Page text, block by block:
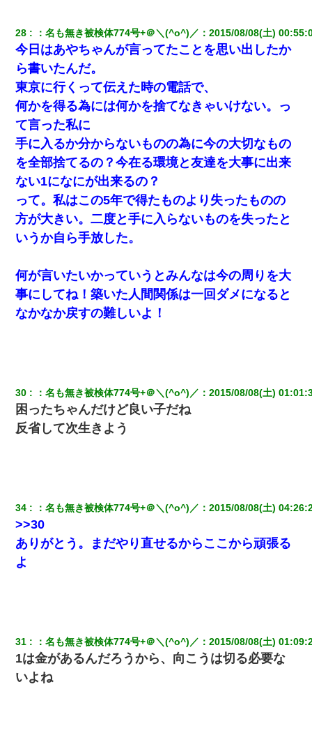
28 ：名も無き被検体774号+＠＼(^o^)／ ：2015/08/08(土)
今日はあやちゃんが言ってたことを思い出したか
ら書いたんだ。
東京に行くって伝えた時の電話で、
何かを得る為には何かを捨てなきゃいけない。っ
て言った私に
手に入るか分からないものの為に今の大切なもの
を全部捨てるの？今在る環境と友達を大事に出来
ない1になにが出来るの？
って。私はこの5年で得たものより失ったものの
方が大きい。二度と手に入らないものを失ったと
いうか自ら手放した。
何が言いたいかっていうとみんなは今の周りを大
事にしてね！築いた人間関係は一回ダメになると
なかなか戻すの難しいよ！
30 ：名も無き被検体774号+＠＼(^o^)／ ：2015/08/08(土)
困ったちゃんだけど良い子だね
反省して次生きよう
34 ：名も無き被検体774号+＠＼(^o^)／ ：2015/08/08(土)
>>30
ありがとう。まだやり直せるからここから頑張る
よ
31 ：名も無き被検体774号+＠＼(^o^)／ ：2015/08/08(土)
1は金があるんだろうから、向こうは切る必要な
いよね